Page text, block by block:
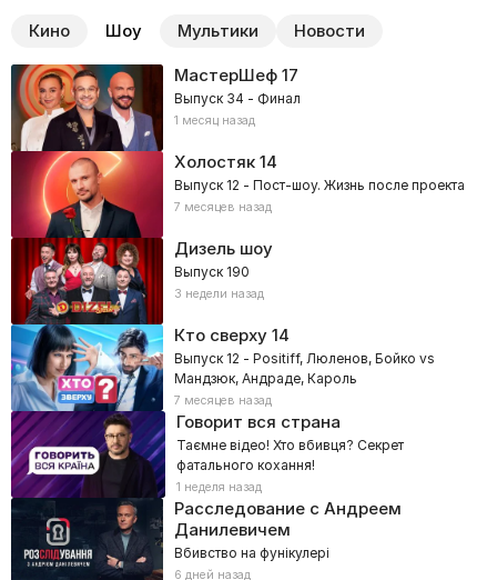
Кино Шоу Мультики Новости
МастерШеф17
Выпуск 34 - Финал
1 месяц назад
Холостяк14
Выпуск 12 - Пост-шоу. Жизнь после проекта
7 месяцев назад
Дизель шоу
Выпуск 190
3 недели назад
Кто сверху14
Выпуск 12 - Positiff, Люленов, Бойко vs
Мандзюк, Андраде, Кароль
7 месяцев назад
Говорит вся страна
Таємне відео! Хто вбивця? Секрет
фатального кохання!
1 неделя назад
Расследование с Андреем
Данилевичем
Вбивство на фунікулері
6 дней назад